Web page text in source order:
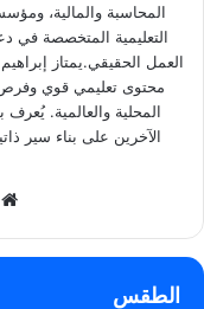
المحاسبة والمالية،
التعليمية المتخصصة في
العمل الحقيقي.يمتاز
محتوى تعليمي قوي وفرص
المحلية والعالمية.
الطقس